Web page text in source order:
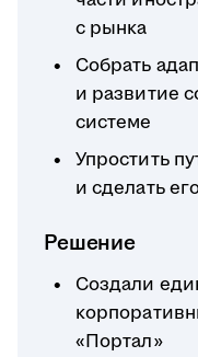
с рынка
Собрать
и развитие
системе
Упростить
и сделать
Решение
Создали
«Портал»